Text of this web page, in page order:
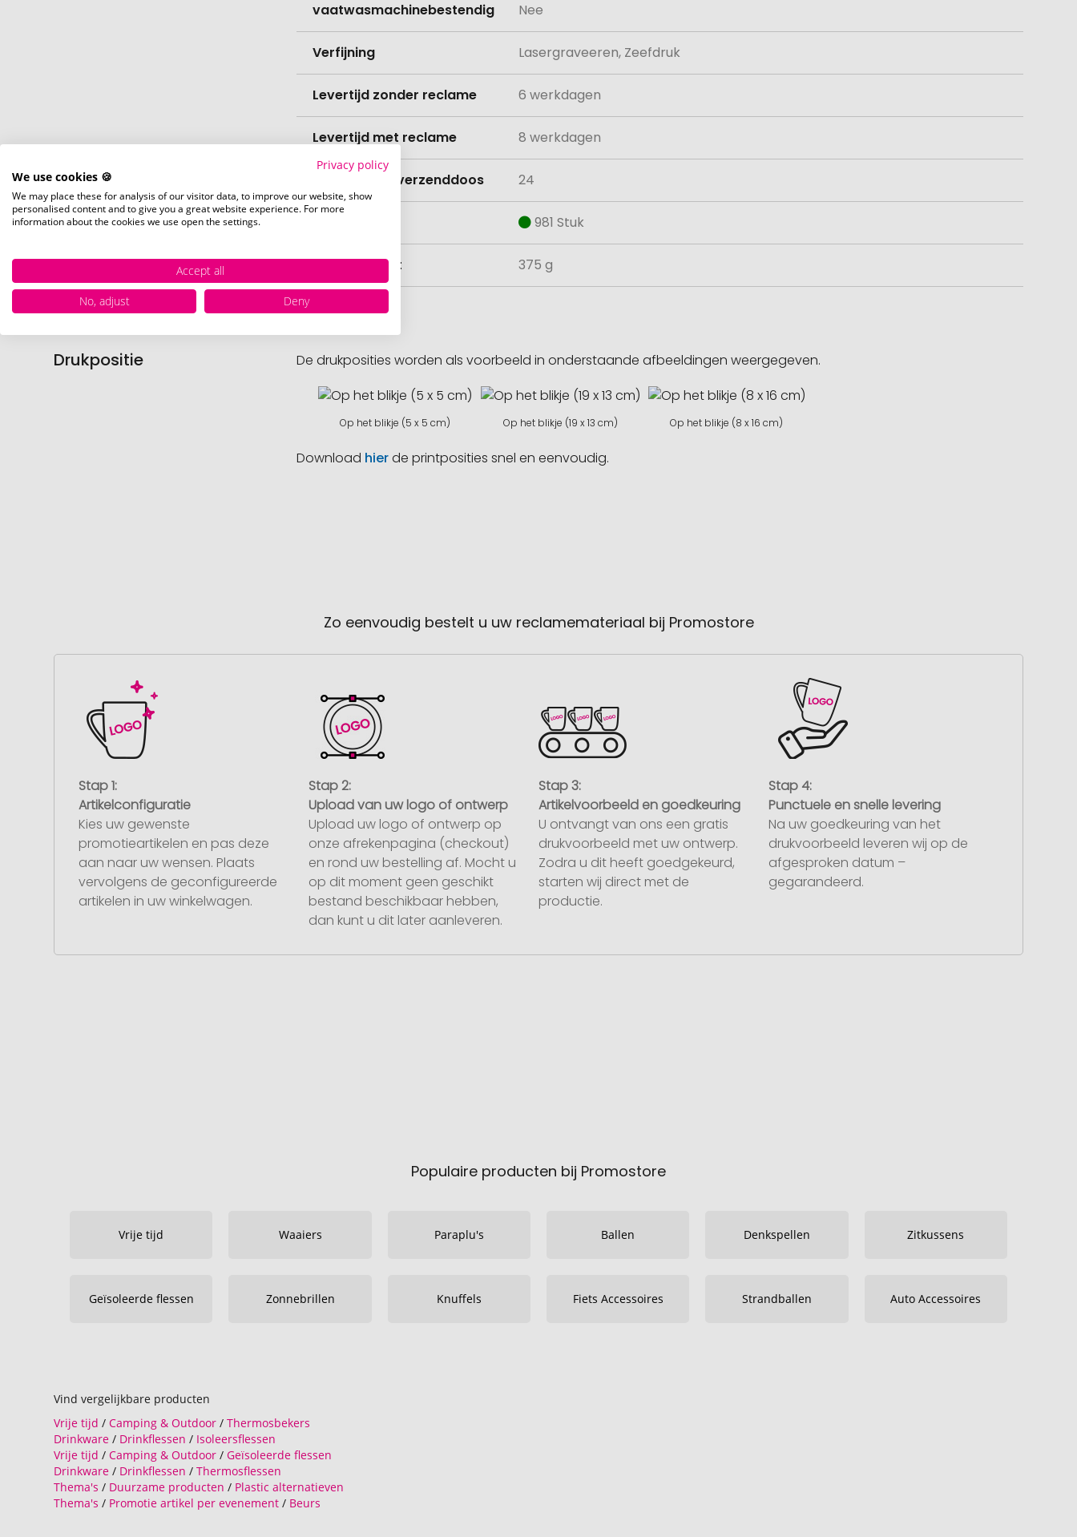
vaatwasmachinebestendig Nee
Verfijning Lasergraveeren, Zeefdruk
Levertijd zonder reclame 6 werkdagen
Levertijd met reclame 8 werkdagen
Hoeveelheid verzenddoos 24
981 Stuk
Nettogewicht 375 g
Drukpositie De drukposities worden als voorbeeld in onderstaande afbeeldingen weergegeven.
Op het blikje (5 x 5 cm) Op het blikje (19 x 13 cm) Op het blikje (8 x 16 cm)
Download hierde printposities snel en eenvoudig.
Zo eenvoudig bestelt u uw reclamemateriaal bij Promostore
Stap 1:
Artikelconfiguratie
Kies uw gewenste
promotieartikelen en pas deze
aan naar uw wensen. Plaats
vervolgens de geconfigureerde
artikelen in uw winkelwagen.
Stap 2:
Upload van uw logo of ontwerp
Upload uw logo of ontwerp op
onze afrekenpagina (checkout)
en rond uw bestelling af. Mocht u
op dit moment geen geschikt
bestand beschikbaar hebben,
dan kunt u dit later aanleveren.
Stap 3:
Artikelvoorbeeld en goedkeuring
U ontvangt van ons een gratis
drukvoorbeeld met uw ontwerp.
Zodra u dit heeft goedgekeurd,
starten wij direct met de
productie.
Stap 4:
Punctuele en snelle levering
Na uw goedkeuring van het
drukvoorbeeld leveren wij op de
afgesproken datum –
gegarandeerd.
Populaire producten bij Promostore
Vrije tijd Waaiers Paraplu's Ballen Denkspellen Zitkussens
Geïsoleerde flessen Zonnebrillen Knuffels Fiets Accessoires Strandballen Auto Accessoires
Vind vergelijkbare producten
Vrije tijd /Camping & Outdoor /Thermosbekers
Drinkware / Drinkflessen / Isoleersflessen
Vrije tijd /Camping & Outdoor /Geïsoleerde flessen
Drinkware / Drinkflessen /Thermosflessen
Thema's / Duurzame producten / Plastic alternatieven
Thema's / Promotie artikel per evenement / Beurs
Privacy policy
We use cookies 🍪
We may place these for analysis of our visitor data, to improve our website, show
personalised content and to give you a great website experience. For more
information about the cookies we use open the settings.
Accept all
No, adjust
Deny